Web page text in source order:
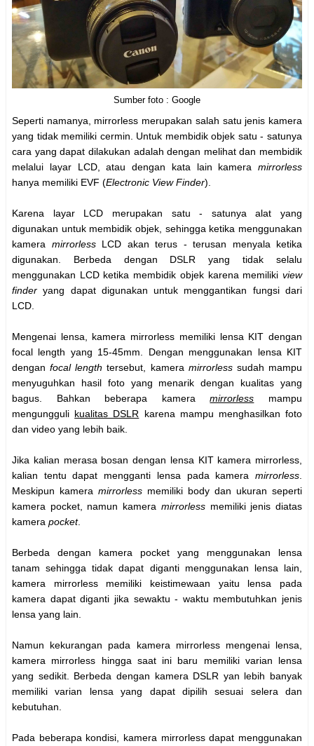
Sumber foto : Google
Seperti namanya, mirrorless merupakan salah satu jenis kamera
yang tidak memiliki cermin. Untuk membidik objek satu - satunya
cara yang dapat dilakukan adalah dengan melihat dan membidik
melalui layar LCD, atau dengan kata lain kamera mirrorless
hanya memiliki EVF (Electronic View Finder).
Karena layar LCD merupakan satu - satunya alat yang
digunakan untuk membidik objek, sehingga ketika menggunakan
kamera mirrorlessLCD akan terus - terusan menyala ketika
digunakan. Berbeda dengan DSLR yang tidak selalu
menggunakan LCD ketika membidik objek karena memiliki view
finder yang dapat digunakan untuk menggantikan fungsi dari
LCD.
Mengenai lensa, kamera mirrorless memiliki lensa KIT dengan
focal length yang 15-45mm. Dengan menggunakan lensa KIT
denganfocal length tersebut, kamera mirrorlesssudah mampu
menyuguhkan hasil foto yang menarik dengan kualitas yang
bagus. Bahkan beberapa kameramirrorless mampu
mengungguli kualitas DSLR karena mampu menghasilkan foto
dan video yang lebih baik.
Jika kalian merasa bosan dengan lensa KIT kamera mirrorless,
kalian tentu dapat mengganti lensa pada kamera mirrorless
Meskipun kamera mirrorless memiliki body dan ukuran seperti
kamera pocket, namun kamera mirrorlessmemiliki jenis diatas
kamera pocket.
Berbeda dengan kamera pocket yang menggunakan lensa
tanam sehingga tidak dapat diganti menggunakan lensa lain,
kamera mirrorless memiliki keistimewaan yaitu lensa pada
kamera dapat diganti jika sewaktu - waktu membutuhkan jenis
lensa yang lain.
Namun kekurangan pada kamera mirrorless mengenai lensa,
kamera mirrorless hingga saat ini baru memiliki varian lensa
yang sedikit. Berbeda dengan kamera DSLR yan lebih banyak
memiliki varian lensa yang dapat dipilih sesuai selera dan
kebutuhan.
Pada beberapa kondisi, kamera mirrorless dapat menggunakan